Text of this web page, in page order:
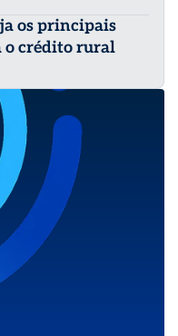
os principais
o crédito rural